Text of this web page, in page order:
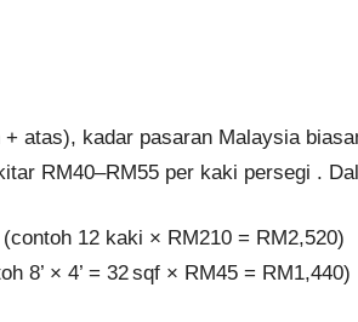
atas), kadar pasaran Malaysia
RM40–RM55 per kaki persegi .
12 kaki × RM210 = RM2,520)
8’ × 4’ = 32 sqf × RM45 = RM1,440)